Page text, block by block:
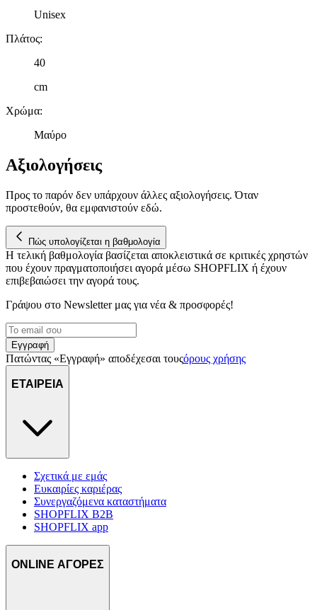
πληροφορίες σχετικά με την από μέρους σας χρήση της
τοποθεσίας μας στους συνεργάτες μέσων κοινωνικής
δικτύωσης, διαφημίσεων και ανάλυσης.
Unisex
Πλάτος:
40
cm
Χρώμα:
Μαύρο
Αξιολογήσεις
Προς το παρόν δεν υπάρχουν άλλες αξιολογήσεις. Όταν
προστεθούν, θα εμφανιστούν εδώ.
Πώς υπολογίζεται η βαθμολογία
Η τελική βαθμολογία βασίζεται αποκλειστικά σε κριτικές χρηστών
που έχουν πραγματοποιήσει αγορά μέσω SHOPFLIX ή έχουν
επιβεβαιώσει την αγορά τους.
Γράψου στο Νewsletter μας για νέα & προσφορές!
Εγγραφή
Πατώντας «Εγγραφή» αποδέχεσαι τουςόρους χρήσης
ΕΤΑΙΡΕΙΑ
Σχετικά με εμάς
Ευκαιρίες καριέρας
Συνεργαζόμενα καταστήματα
SHOPFLIX B2B
SHOPFLIX app
ONLINE ΑΓΟΡΕΣ